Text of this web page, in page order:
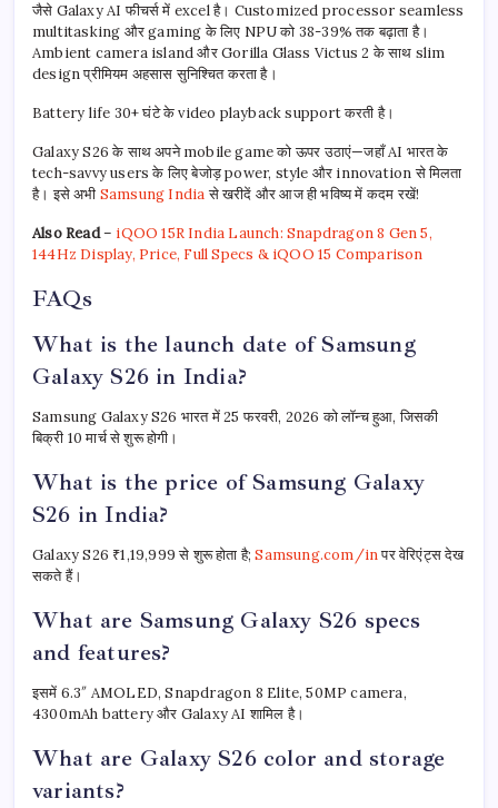
जैसे Galaxy AI फीचर्स में excel है। Customized processor seamless
multitasking और gaming के लिए NPU को 38-39% तक बढ़ाता है।
Ambient camera island और Gorilla Glass Victus 2 के साथ slim
design प्रीमियम अहसास सुनिश्चित करता है।
Battery life 30+ घंटे के video playback support करती है।
Galaxy S26 के साथ अपने mobile game को ऊपर उठाएं—जहाँ AI भारत के
tech-savvy users के लिए बेजोड़ power, style और innovation से मिलता
है। इसे अभी Samsung Indiaसे खरीदें और आज ही भविष्य में कदम रखें!
Also Read– iQOO 15R India Launch: Snapdragon 8 Gen 5,
144Hz Display, Price, Full Specs & iQOO 15 Comparison
FAQs
What is the launch date of Samsung
Galaxy S26 in India?
Samsung Galaxy S26 भारत में 25 फरवरी, 2026 को लॉन्च हुआ, जिसकी
बिक्री 10 मार्च से शुरू होगी।
What is the price of Samsung Galaxy
S26 in India?
Galaxy S26 ₹1,19,999 से शुरू होता है;Samsung.com/inपर वेरिएंट्स देख
सकते हैं।
What are Samsung Galaxy S26 specs
and features?
इसमें 6.3″ AMOLED, Snapdragon 8 Elite, 50MP camera,
4300mAh battery और Galaxy AI शामिल है।
What are Galaxy S26 color and storage
variants?